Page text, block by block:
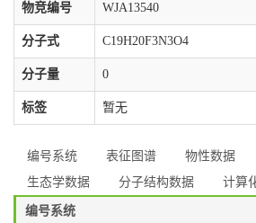
物竞编号 WJA13540
分子式 C19H20F3N3O4
分子量 0
标签 暂无
编号系统 表征图谱 物性数据
生态学数据
分子结构数据 计算
编号系统